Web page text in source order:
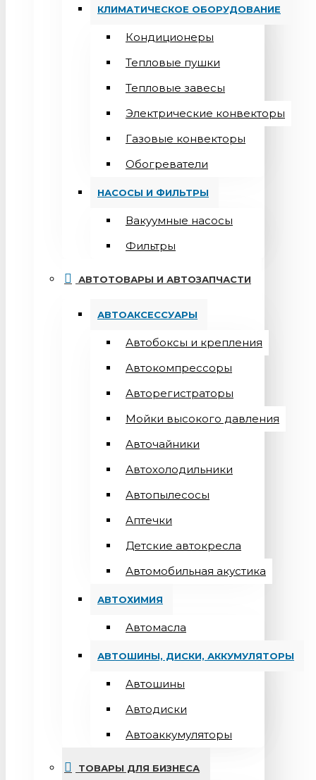
КЛИМАТИЧЕСКОЕ ОБОРУДОВАНИЕ
Кондиционеры
Teпловые пушки
Тепловые завесы
Электрические конвекторы
Газовые конвекторы
Обогреватели
НАСОСЫ И ФИЛЬТРЫ
Вакуумные насосы
Фильтры
АВТОТОВАРЫ И АВТОЗАПЧАСТИ
АВТОАКСЕССУАРЫ
Автобоксы и крепления
Автокомпрессоры
Авторегистраторы
Мойки высокого давления
Авточайники
Автохолодильники
Автопылесосы
Аптечки
Детские автокресла
Автомобильная акустика
АВТОХИМИЯ
Автомасла
АВТОШИНЫ, ДИСКИ, АККУМУЛЯТОРЫ
Автошины
Автодиски
Автоаккумуляторы
ТОВАРЫ ДЛЯ БИЗНЕСА